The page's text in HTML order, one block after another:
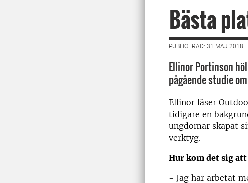
Bästa
PUBLICERAD: 31 MAJ 2018
Ellinor Portinson
pågående studie
Ellinor läser
tidigare en
ungdomar skapat
verktyg.
Hur kom det sig
- Jag har arbetat